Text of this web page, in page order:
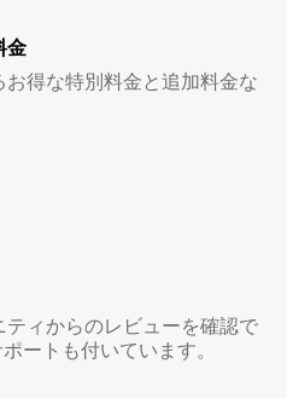
金
得な特別料金と追加料金な
ィからのレビューを確認で
ートも付いています。